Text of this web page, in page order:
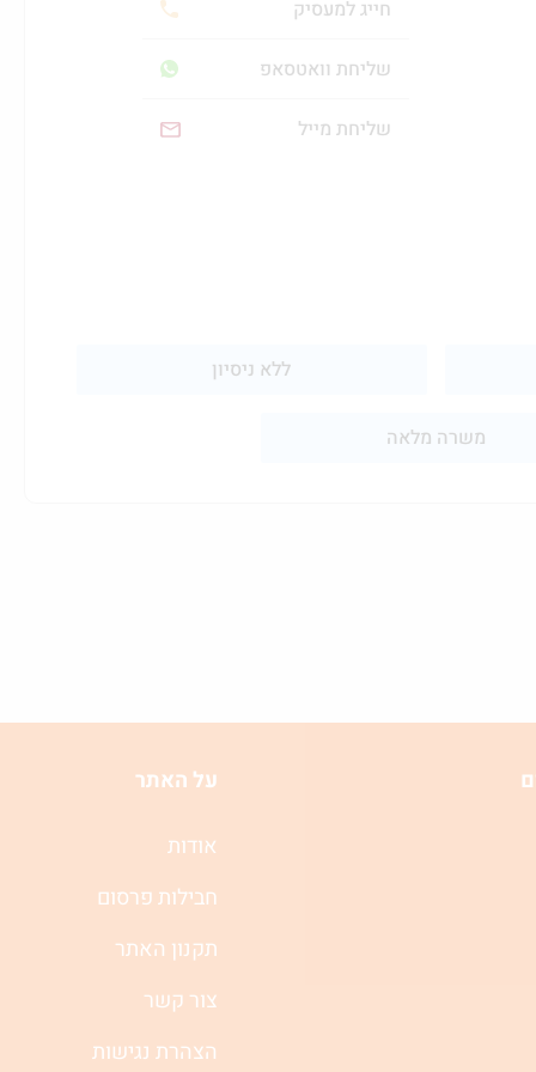
חייג למעסיק
שליחת וואטסאפ
שליחת מייל
ללא ניסיון
משרה מלאה
על האתר
אודות
חבילות פרסום
תקנון האתר
צור קשר
הצהרת נגישות